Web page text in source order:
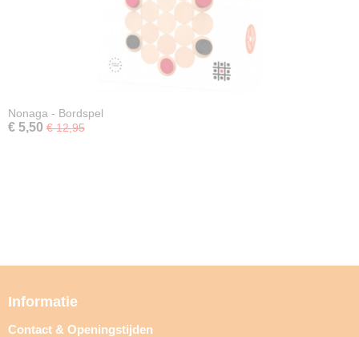
Nonaga - Bordspel
€ 5,50 € 12,95
Informatie
Contact & Openingstijden